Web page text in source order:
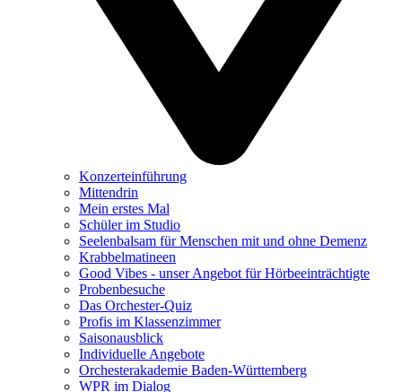
Konzerteinführung
Mittendrin
Mein erstes Mal
Schüler im Studio
Seelenbalsam für Menschen mit und ohne Demenz
Krabbelmatineen
Good Vibes - unser Angebot für Hörbeeinträchtigte
Probenbesuche
Das Orchester-Quiz
Profis im Klassenzimmer
Saisonausblick
Individuelle Angebote
Orchesterakademie Baden-Württemberg
WPR im Dialog